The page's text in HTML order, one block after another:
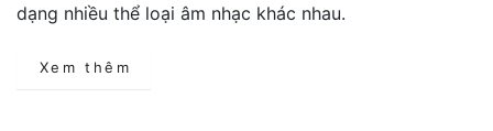
dạng nhiều thể loại âm nhạc khác nhau.
Xem thêm